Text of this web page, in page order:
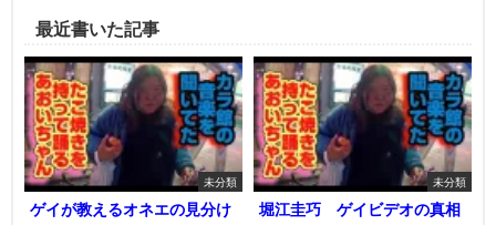
最近書いた記事
未分類
ゲイが教えるオネエの見分け
未分類
堀江圭巧 ゲイビデオの真相